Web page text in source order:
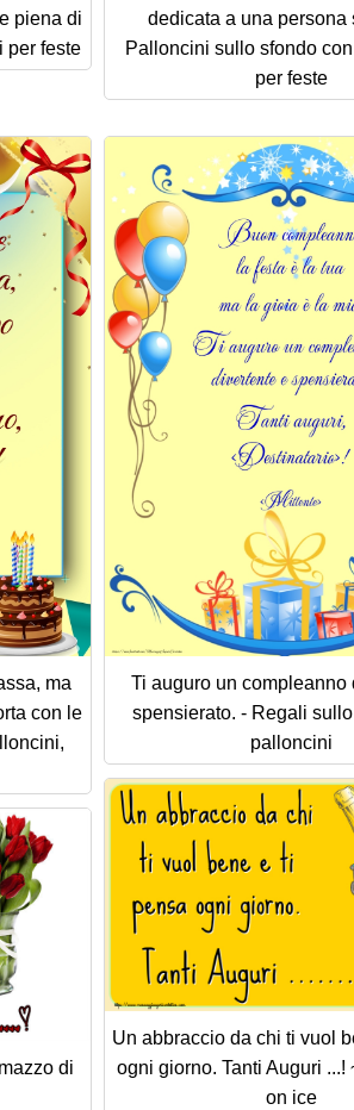
piena di
per feste
dedicata a una persona
Palloncini sullo sfondo
per feste
ma
con le
Ti auguro un compleanno
spensierato. - Regali
palloncini
Un abbraccio da chi ti vuol
ogni giorno. Tanti Auguri ...!
on ice
di